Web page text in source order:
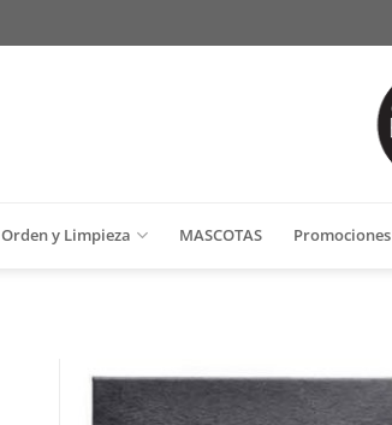
Orden y Limpieza MASCOTAS Promociones